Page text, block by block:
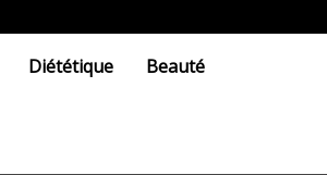
Diététique Beauté